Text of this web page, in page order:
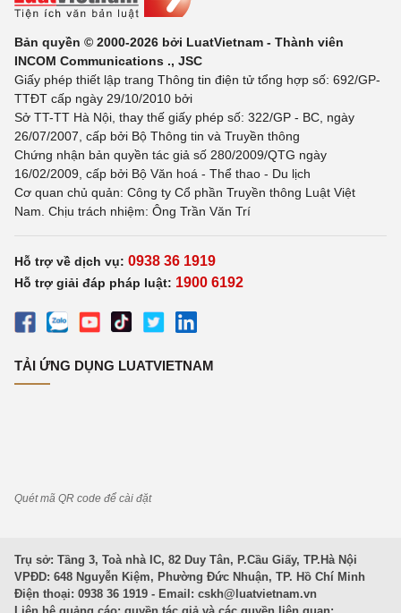
Bản quyền © 2000-2026 bởi LuatVietnam - Thành viên
INCOM Communications ., JSC
Giấy phép thiết lập trang Thông tin điện tử tổng hợp số: 692/GP-
TTĐT cấp ngày 29/10/2010 bởi
Sở TT-TT Hà Nội, thay thế giấy phép số: 322/GP - BC, ngày
26/07/2007, cấp bởi Bộ Thông tin và Truyền thông
Chứng nhận bản quyền tác giả số 280/2009/QTG ngày
16/02/2009, cấp bởi Bộ Văn hoá - Thể thao - Du lịch
Cơ quan chủ quản: Công ty Cổ phần Truyền thông Luật Việt
Nam. Chịu trách nhiệm: Ông Trần Văn Trí
Hỗ trợ về dịch vụ: 0938 36 1919
Hỗ trợ giải đáp pháp luật: 1900 6192
TẢI ỨNG DỤNG LUATVIETNAM
Quét mã QR code để cài đặt
Trụ sở: Tầng 3, Toà nhà IC, 82 Duy Tân, P.Cầu Giấy, TP.Hà Nội
VPĐD: 648 Nguyễn Kiệm, Phường Đức Nhuận, TP. Hồ Chí Minh
Điện thoại: 0938 36 1919 - Email: cskh@luatvietnam.vn